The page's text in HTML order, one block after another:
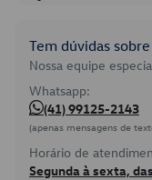
Tem dúvidas
Nossa equipe
Whatsapp:
(41) 99125-2143
(apenas mensagens de
Horário de
Segunda à sexta,